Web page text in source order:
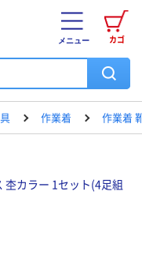
カゴ
メニュー
作業着 作業着
杢カラー 1セット(4足組